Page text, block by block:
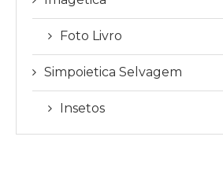
Foto Livro
Simpoietica Selvagem
Insetos